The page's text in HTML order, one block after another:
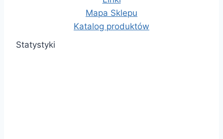
Mapa Sklepu
Katalog produktów
Statystyki